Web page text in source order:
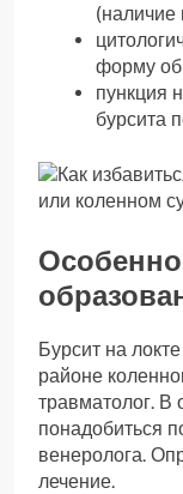
(наличие
форму
пункция
бурсита
Бурсит на
районе
травматолог. В
понадобиться
венеролога.
лечение.